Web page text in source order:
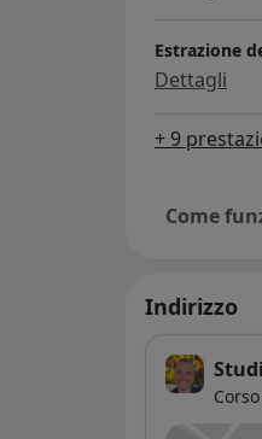
Estrazione
Dettagli
+ 9
Come
Indirizzo